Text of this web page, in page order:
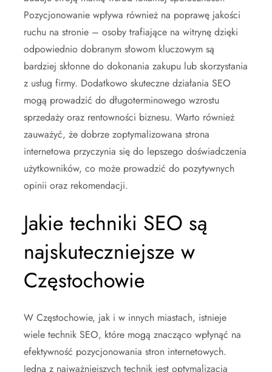
Pozycjonowanie wpływa również na poprawę jakości
ruchu na stronie – osoby trafiające na witrynę dzięki
odpowiednio dobranym słowom kluczowym są
bardziej skłonne do dokonania zakupu lub skorzystania
z usług firmy. Dodatkowo skuteczne działania SEO
mogą prowadzić do długoterminowego wzrostu
sprzedaży oraz rentowności biznesu. Warto również
zauważyć, że dobrze zoptymalizowana strona
internetowa przyczynia się do lepszego doświadczenia
użytkowników, co może prowadzić do pozytywnych
opinii oraz rekomendacji.
Jakie techniki SEO są
najskuteczniejsze w
Częstochowie
W Częstochowie, jak i w innych miastach, istnieje
wiele technik SEO, które mogą znacząco wpłynąć na
efektywność pozycjonowania stron internetowych.
Jedną z najważniejszych technik jest optymalizacja